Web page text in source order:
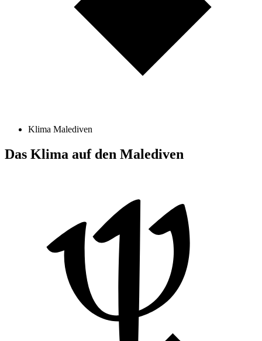
Klima Malediven
Das Klima auf den Malediven